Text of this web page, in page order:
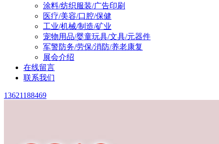
涂料/纺织服装/广告印刷
医疗/美容/口腔/保健
工业/机械/制造/矿业
宠物用品/婴童玩具/文具/元器件
军警防务/劳保/消防/养老康复
展会介绍
在线留言
联系我们
13621188469